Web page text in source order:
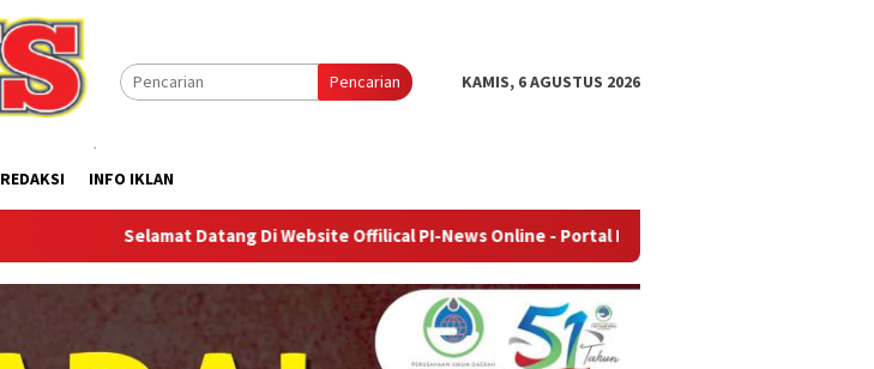
Pencarian
KAMIS, 6 AGUSTUS 2026
REDAKSI INFO IKLAN
Selamat Datang Di Website Offilical PI-News Online - Portal Berita Terupdate & Terpercaya